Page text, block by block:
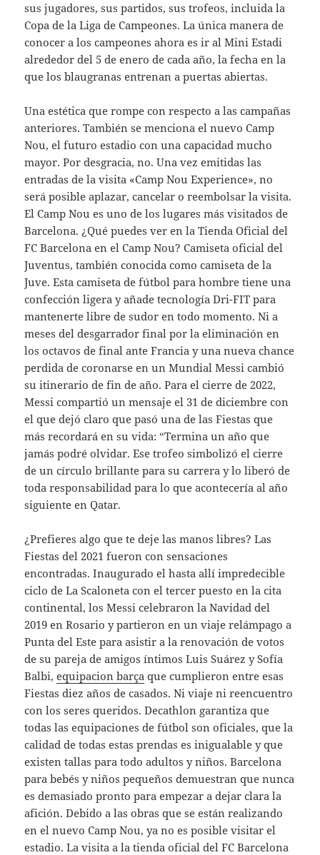
sus jugadores, sus partidos, sus trofeos, incluida la
Copa de la Liga de Campeones. La única manera de
conocer a los campeones ahora es ir al Mini Estadi
alrededor del 5 de enero de cada año, la fecha en la
que los blaugranas entrenan a puertas abiertas.
Una estética que rompe con respecto a las campañas
anteriores. También se menciona el nuevo Camp
Nou, el futuro estadio con una capacidad mucho
mayor. Por desgracia, no. Una vez emitidas las
entradas de la visita «Camp Nou Experience», no
será posible aplazar, cancelar o reembolsar la visita.
El Camp Nou es uno de los lugares más visitados de
Barcelona. ¿Qué puedes ver en la Tienda Oficial del
FC Barcelona en el Camp Nou? Camiseta oficial del
Juventus, también conocida como camiseta de la
Juve. Esta camiseta de fútbol para hombre tiene una
confección ligera y añade tecnología Dri-FIT para
mantenerte libre de sudor en todo momento. Ni a
meses del desgarrador final por la eliminación en
los octavos de final ante Francia y una nueva chance
perdida de coronarse en un Mundial Messi cambió
su itinerario de fin de año. Para el cierre de 2022,
Messi compartió un mensaje el 31 de diciembre con
el que dejó claro que pasó una de las Fiestas que
más recordará en su vida: “Termina un año que
jamás podré olvidar. Ese trofeo simbolizó el cierre
de un círculo brillante para su carrera y lo liberó de
toda responsabilidad para lo que acontecería al año
siguiente en Qatar.
¿Prefieres algo que te deje las manos libres? Las
Fiestas del 2021 fueron con sensaciones
encontradas. Inaugurado el hasta allí impredecible
ciclo de La Scaloneta con el tercer puesto en la cita
continental, los Messi celebraron la Navidad del
2019 en Rosario y partieron en un viaje relámpago a
Punta del Este para asistir a la renovación de votos
de su pareja de amigos íntimos Luis Suárez y Sofía
Balbi,equipacion barça que cumplieron entre esas
Fiestas diez años de casados. Ni viaje ni reencuentro
con los seres queridos. Decathlon garantiza que
todas las equipaciones de fútbol son oficiales, que la
calidad de todas estas prendas es inigualable y que
existen tallas para todo adultos y niños. Barcelona
para bebés y niños pequeños demuestran que nunca
es demasiado pronto para empezar a dejar clara la
afición. Debido a las obras que se están realizando
en el nuevo Camp Nou, ya no es posible visitar el
estadio. La visita a la tienda oficial del FC Barcelona